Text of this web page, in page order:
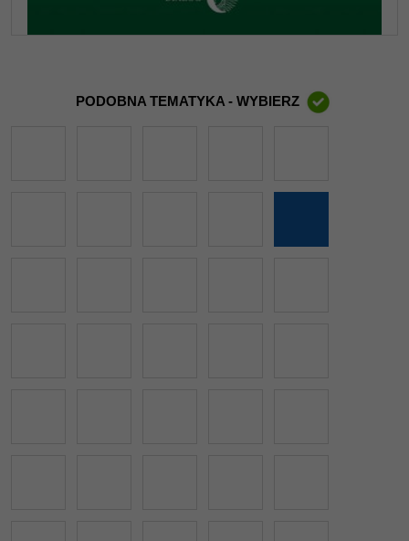
PODOBNA TEMATYKA - WYBIERZ